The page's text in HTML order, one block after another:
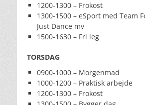
1200-1300 – Frokost
1300-1500 – eSport med Team
Just Dance mv
1500-1630 – Fri leg
TORSDAG
0900-1000 – Morgenmad
1000-1200 – Praktisk arbejde
1200-1300 – Frokost